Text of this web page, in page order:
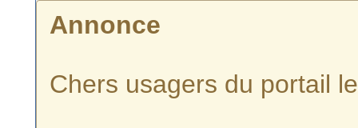
Annonce
Chers usagers du portail